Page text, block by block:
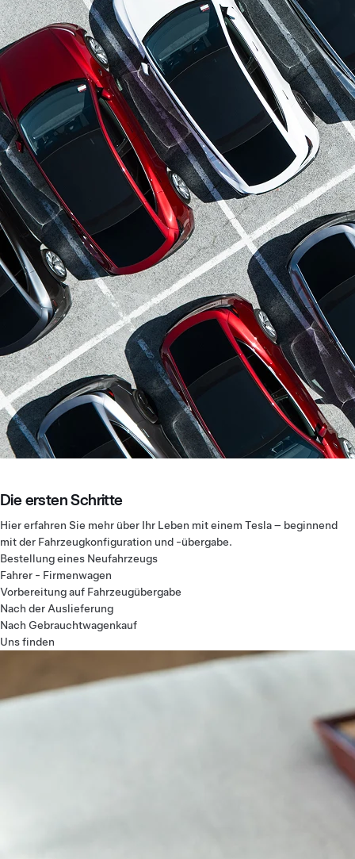
Die ersten Schritte
Hier erfahren Sie mehr über Ihr Leben mit einem Tesla – beginnend
mit der Fahrzeugkonfiguration und -übergabe.
Bestellung eines Neufahrzeugs
Fahrer - Firmenwagen
Vorbereitung auf Fahrzeugübergabe
Nach der Auslieferung
Nach Gebrauchtwagenkauf
Uns finden